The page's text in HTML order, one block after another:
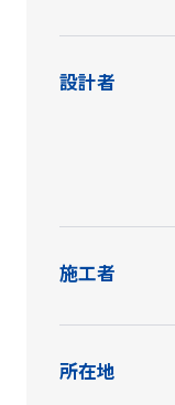
設計者
施工者
所在地